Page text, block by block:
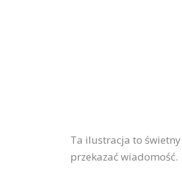
Ta ilustracja to
przekazać wiadomość.